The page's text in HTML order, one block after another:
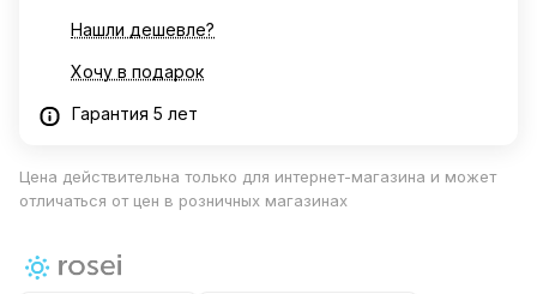
Нашли дешевле?
Хочу в подарок
Гарантия 5 лет
Цена действительна только для интернет-магазина и может
отличаться от цен в розничных магазинах